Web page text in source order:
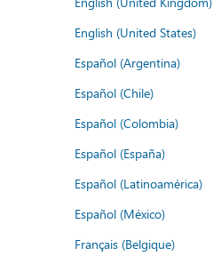
English (United States)
Español (Argentina)
Español (Chile)
Español (Colombia)
Español (España)
Español (Latinoamérica)
Español (México)
Français (Belgique)